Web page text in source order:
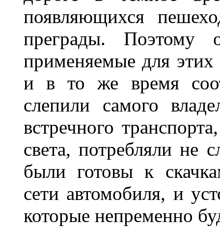
появляющихся
преграды. Поэтому
применяемые для
и в то же время
слепили самого
встречного
света, потребляли не
были готовы к
сети автомобиля, и
которые непременно